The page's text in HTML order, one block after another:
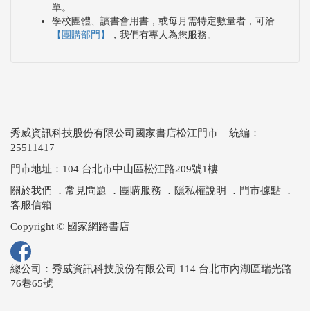
單。
學校團體、讀書會用書，或每月需特定數量者，可洽
【團購部門】
，我們有專人為您服務。
秀威資訊科技股份有限公司國家書店松江門市 統編：
25511417
門市地址：104 台北市中山區松江路209號1樓
關於我們
． 常見問題 ． 團購服務 ． 隱私權說明 ． 門市據點 ．
客服信箱
Copyright © 國家網路書店
總公司：秀威資訊科技股份有限公司 114 台北市內湖區瑞光路
76巷65號